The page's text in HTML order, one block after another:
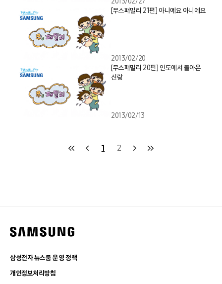
[무스패밀리 21편] 아니에요 아니에요
2013/02/20
[무스패밀리 20편] 인도에서 돌아온
신랑
2013/02/13
1 2
삼성전자 뉴스룸 운영 정책
개인정보처리방침